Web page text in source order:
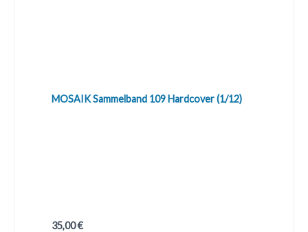
MOSAIK Sammelband 109 Hardcover (1/12)
Regulärer Preis:
35,00 €